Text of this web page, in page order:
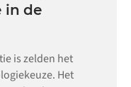
in de
is zelden het
Het